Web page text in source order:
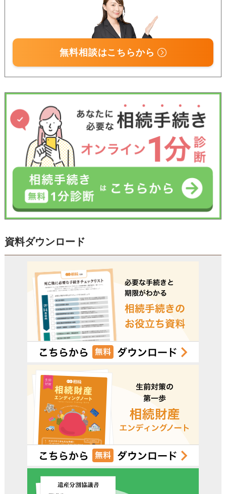
受付時間 平日9:00–19:00 / 土日祝9:00–18:00
無料相談はこちらから
資料ダウンロード